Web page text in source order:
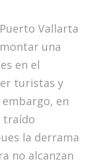
Vallarta
una
en el
turistas y
en
traído
la derrama
no alcanzan